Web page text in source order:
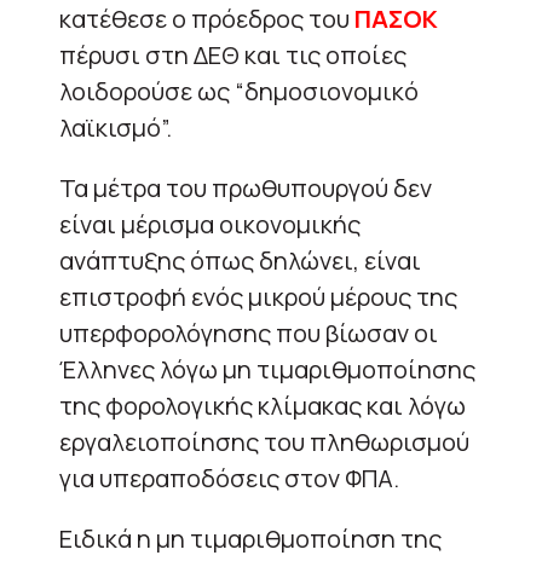
κατέθεσε ο πρόεδρος του ΠΑΣΟΚ
πέρυσι στη ΔΕΘ και τις οποίες
λοιδορούσε ως “δημοσιονομικό
λαϊκισμό”.
Τα μέτρα του πρωθυπουργού δεν
είναι μέρισμα οικονομικής
ανάπτυξης όπως δηλώνει, είναι
επιστροφή ενός μικρού μέρους της
υπερφορολόγησης που βίωσαν οι
Έλληνες λόγω μη τιμαριθμοποίησης
της φορολογικής κλίμακας και λόγω
εργαλειοποίησης του πληθωρισμού
για υπεραποδόσεις στον ΦΠΑ.
Ειδικά η μη τιμαριθμοποίηση της